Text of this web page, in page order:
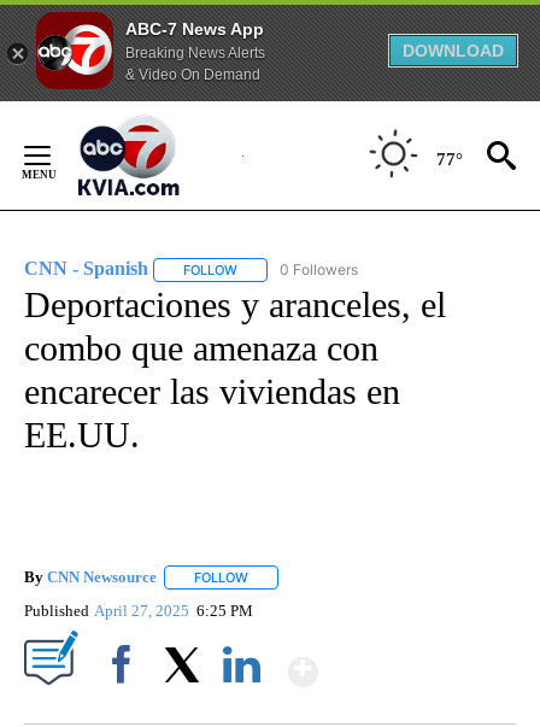
ABC-7 News App
Breaking News Alerts
& Video On Demand
DOWNLOAD
Content
77°
CNN - Spanish FOLLOW FOLLOW "CNN - SPANISH" TO RECEIVE
0 Followers
Deportaciones y aranceles, el
combo que amenaza con
encarecer las viviendas en
EE.UU.
By CNN Newsource FOLLOW
Published April 27, 2025 6:25 PM